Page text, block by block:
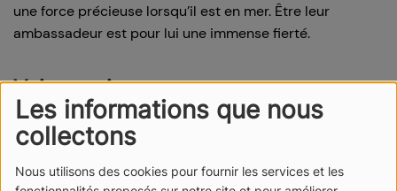
Les informations que nous
collectons
Nous utilisons des cookies pour fournir les services et les
une force précieuse lorsqu’il est en mer. Être leur
ambassadeur est pour lui une immense fierté.
Voir aussi